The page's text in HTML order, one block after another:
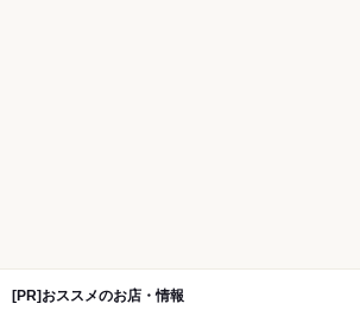
[PR]おススメのお店・情報